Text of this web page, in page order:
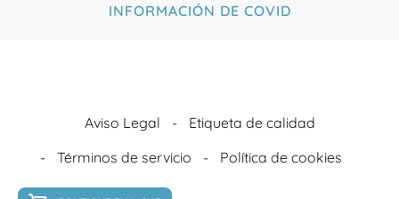
INFORMACIÓN DE COVID
Aviso Legal
Etiqueta de calidad
Términos de servicio
Política de cookies